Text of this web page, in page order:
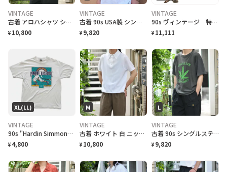
VINTAGE
古着 アロハシャツ シルクシャツ レーヨンシャツ 柄シャツ 総柄シャツ
¥ 10,800
VINTAGE
古着 90s USA製 シングルステッチ ビール プロモーション Tシャツ
¥ 9,820
VINTAGE
90s ヴィンテージ 特注 OEM激レア ハーフパンツ 総柄 美品
¥ 11,111
XL(LL)
VINTAGE
90s "Hardin Simmons University Cowboy Baseball" T-Shirt ハーディン シモンズ大学 カウボーイズベースボール Tシャツ [XL]
¥ 4,800
M
VINTAGE
古着 ホワイト 白 ニットポロ ポロシャツ 半袖ポロシャツ プルオーバー
¥ 10,800
L
VINTAGE
古着 90s シングルステッチ 大麻合法化運動 プリントTシャツ フェード
¥ 9,820